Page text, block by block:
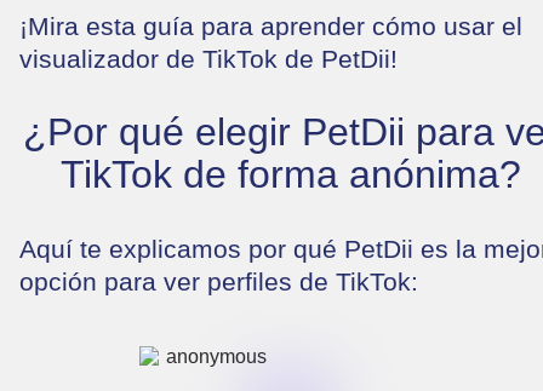
¡Mira esta guía para aprender cómo usar el
visualizador de TikTok de PetDii!
¿Por qué elegir PetDii para
TikTok de forma anónima?
Aquí te explicamos por qué PetDii es la
opción para ver perfiles de TikTok: